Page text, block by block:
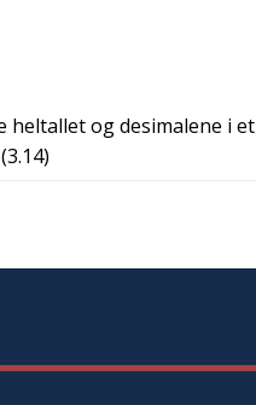
heltallet og desimalene i et